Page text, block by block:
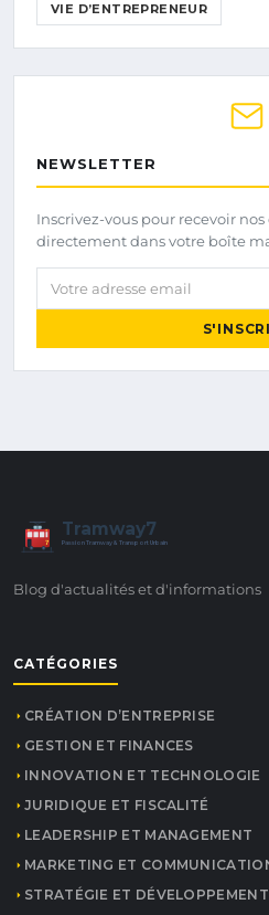
VIE D’ENTREPRENEUR
NEWSLETTER
Inscrivez-vous pour recevoir
directement dans votre boîte
Votre adresse email
7
Tramway7
Passion Tramway & Transport Urbain
Blog d'actualités et d'informations
CATÉGORIES
CRÉATION D’ENTREPRISE
GESTION ET FINANCES
INNOVATION ET TECHNOLOGIE
JURIDIQUE ET FISCALITÉ
LEADERSHIP ET MANAGEMENT
MARKETING ET
STRATÉGIE ET DÉVELOPPEMENT